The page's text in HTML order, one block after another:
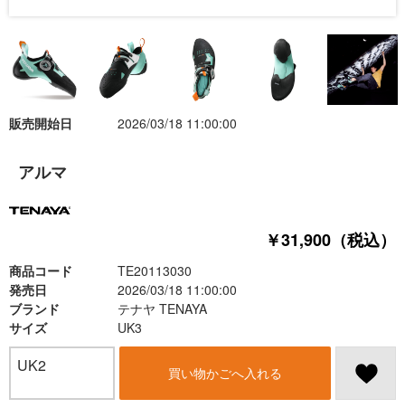
アルマ
￥31,900（税込）
商品コード
TE20113030
発売日
2026/03/18 11:00:00
販売開始日 2026/03/18 11:00:00
ブランド
テナヤ TENAYA
サイズ
UK3
UK2 買い物かごへ入れる